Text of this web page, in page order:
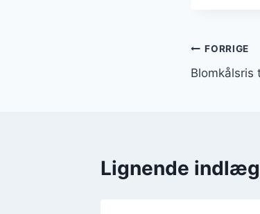
FORRIGE
Blomkålsris
Lignende indlæg